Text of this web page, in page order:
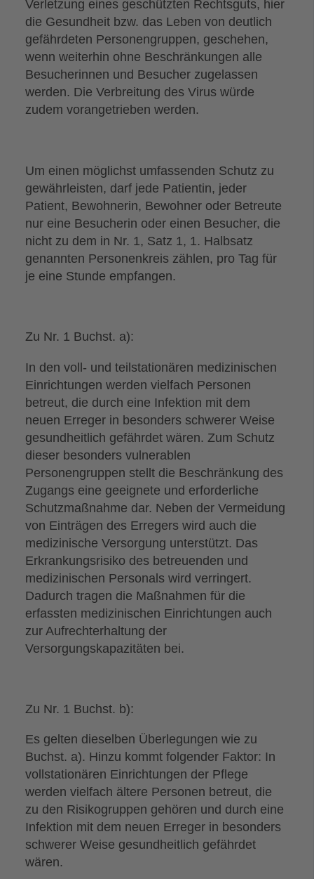
Verletzung eines geschützten Rechtsguts, hier
die Gesundheit bzw. das Leben von deutlich
gefährdeten Personengruppen, geschehen,
wenn weiterhin ohne Beschränkungen alle
Besucherinnen und Besucher zugelassen
werden. Die Verbreitung des Virus würde
zudem vorangetrieben werden.
Um einen möglichst umfassenden Schutz zu
gewährleisten, darf jede Patientin, jeder
Patient, Bewohnerin, Bewohner oder Betreute
nur eine Besucherin oder einen Besucher, die
nicht zu dem in Nr. 1, Satz 1, 1. Halbsatz
genannten Personenkreis zählen, pro Tag für
je eine Stunde empfangen.
Zu Nr. 1 Buchst. a):
In den voll- und teilstationären medizinischen
Einrichtungen werden vielfach Personen
betreut, die durch eine Infektion mit dem
neuen Erreger in besonders schwerer Weise
gesundheitlich gefährdet wären. Zum Schutz
dieser besonders vulnerablen
Personengruppen stellt die Beschränkung des
Zugangs eine geeignete und erforderliche
Schutzmaßnahme dar. Neben der Vermeidung
von Einträgen des Erregers wird auch die
medizinische Versorgung unterstützt. Das
Erkrankungsrisiko des betreuenden und
medizinischen Personals wird verringert.
Dadurch tragen die Maßnahmen für die
erfassten medizinischen Einrichtungen auch
zur Aufrechterhaltung der
Versorgungskapazitäten bei.
Zu Nr. 1 Buchst. b):
Es gelten dieselben Überlegungen wie zu
Buchst. a). Hinzu kommt folgender Faktor: In
vollstationären Einrichtungen der Pflege
werden vielfach ältere Personen betreut, die
zu den Risikogruppen gehören und durch eine
Infektion mit dem neuen Erreger in besonders
schwerer Weise gesundheitlich gefährdet
wären.